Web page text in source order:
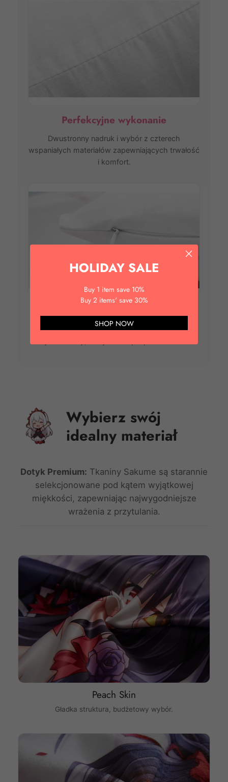
Perfekcyjne wykonanie
Dwustronny nadruk i wybór z czterech
wspaniałych materiałów zapewniających trwałość
i komfort.
Wysokiej jakości, niemal niewidoczny zamek
Wybierz swój
idealny materiał
Dotyk Premium: Tkaniny Sakume są starannie
selekcjonowane pod kątem wyjątkowej
miękkości, zapewniając najwygodniejsze
wrażenia z przytulania.
Peach Skin
Gładka struktura, budżetowy wybór.
HOLIDAY SALE
Buy 1 item save 10%
Buy 2 items' save 30%
SHOP NOW